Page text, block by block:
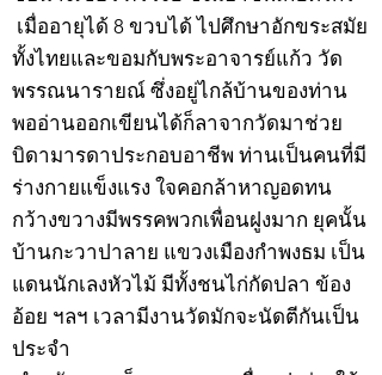
เมื่ออายุได้ 8 ขวบได้ ไปศึกษาอักขระสมัย
ทั้งไทยและขอมกับพระอาจารย์แก้ว วัด
พรรณนารายณ์ ซึ่งอยู่ไกล้บ้านของท่าน
พออ่านออกเขียนได้ก็ลาจากวัดมาช่วย
บิดามารดาประกอบอาชีพ ท่านเป็นคนที่มี
ร่างกายแข็งแรง ใจคอกล้าหาญอดทน
กว้างขวางมีพรรคพวกเพื่อนฝูงมาก ยุคนั้น
บ้านกะวาปาลาย แขวงเมืองกำพงธม เป็น
แดนนักเลงหัวไม้ มีทั้งชนไก่กัดปลา ข้อง
อ้อย ฯลฯ เวลามีงานวัดมักจะนัดตีกันเป็น
ประจำ